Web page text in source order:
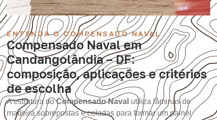
ENTENDA O COMPENSADO NAVAL
Compensado Naval em
Candangolândia – DF:
composição, aplicações e critérios
de escolha
A estrutura doCompensado Naval utiliza lâminas de
madeira sobrepostas e coladas para formar um painel